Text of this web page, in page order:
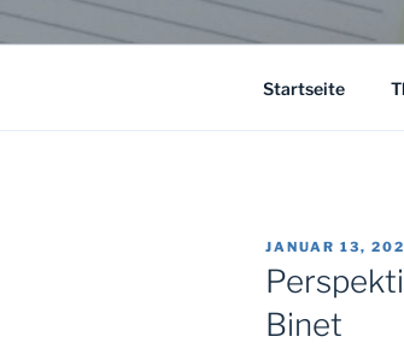
Startseite
AM
JANUAR 13,
Binet